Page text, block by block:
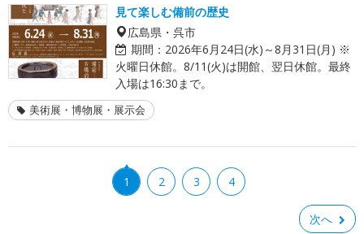
見て楽しむ備前の歴史
広島県・呉市
期間： 2026年6月24日(水)～8月31日(月) ※
火曜日休館。8/11(火)は開館、翌日休館。最終
入場は16:30まで。
美術展・博物展・展示会
1 2 3 4
次へ